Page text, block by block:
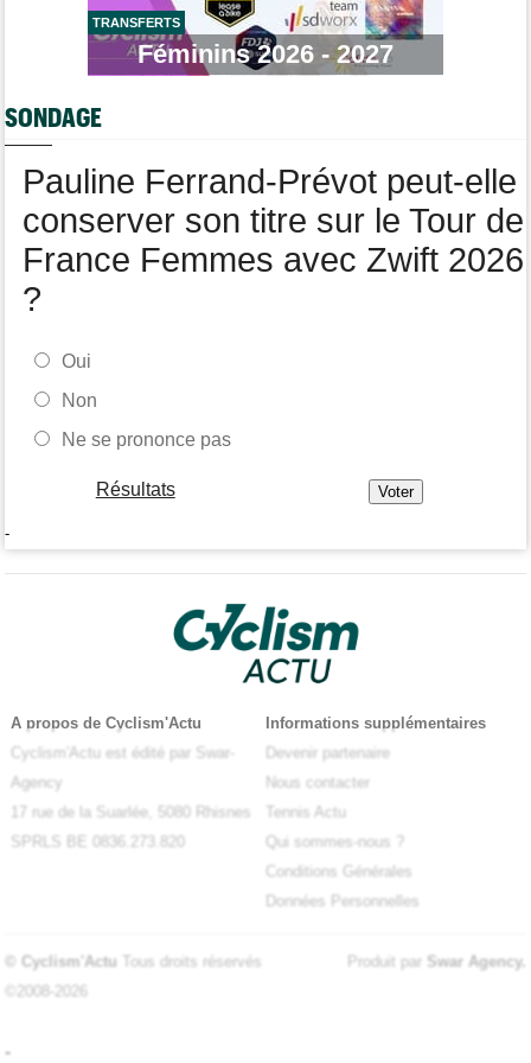
Tour de Pologne
Stefan Küng la 7e étape, Brenner le général... jackpot pour
Tudor
Route
TRANSFERTS
Féminins 2026 - 2027
SONDAGE
Pauline Ferrand-Prévot peut-elle
conserver son titre sur le Tour de
France Femmes avec Zwift 2026
?
Oui
Non
Ne se prononce pas
Résultats
-
A propos de Cyclism'Actu
Cyclism'Actu est édité par Swar-
Agency
17 rue de la Suarlée, 5080 Rhisnes
SPRLS BE 0836.273.820
Informations supplémentaires
Devenir partenaire
Nous contacter
Tennis Actu
Qui sommes-nous ?
Conditions Générales
Données Personnelles
© Cyclism'Actu Tous droits réservés
©2008-2026
Produit par Swar Agency.
-